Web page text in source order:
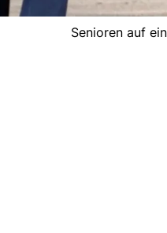
Senioren auf